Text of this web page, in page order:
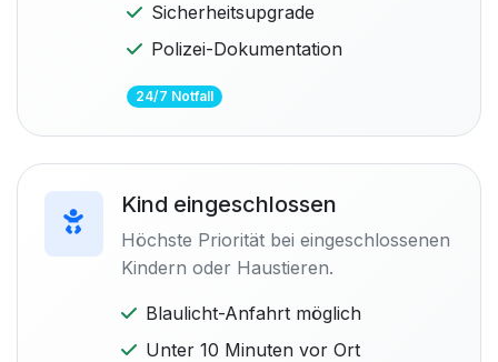
Sicherheitsupgrade
Polizei-Dokumentation
24/7 Notfall
Kind eingeschlossen
Höchste Priorität bei eingeschlossenen
Kindern oder Haustieren.
Blaulicht-Anfahrt möglich
Unter 10 Minuten vor Ort